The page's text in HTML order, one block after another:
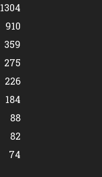
1304
910
359
275
226
184
88
82
74